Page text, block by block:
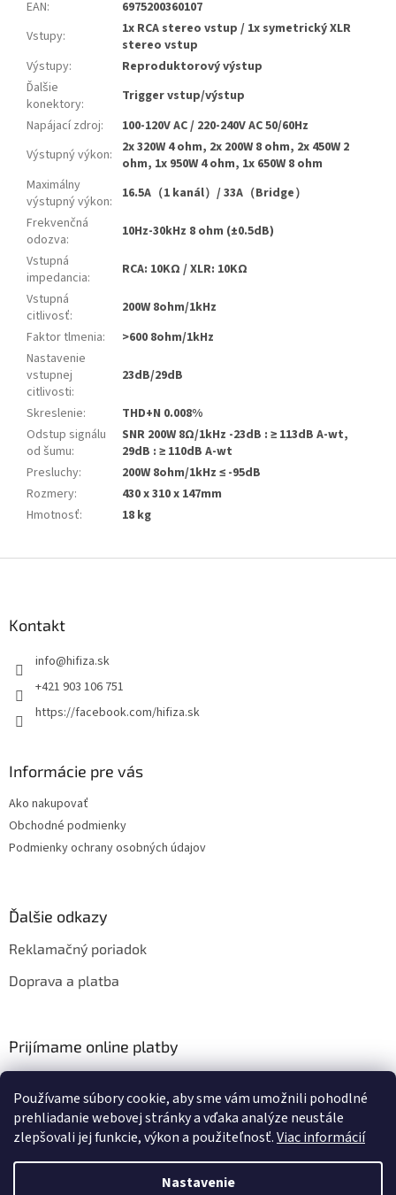
Používame súbory cookie, aby sme vám umožnili pohodlné
prehliadanie webovej stránky a vďaka analýze neustále
zlepšovali jej funkcie, výkon a použiteľnosť.Viac informácií
Nastavenie
EAN:
6975200360107
Vstupy:
1x RCA stereo vstup / 1x symetrický XLR
stereo vstup
Výstupy:
Reproduktorový výstup
Ďalšie
konektory:
Trigger vstup/výstup
Napájací zdroj:
100-120V AC / 220-240V AC 50/60Hz
Výstupný výkon:
2x 320W 4 ohm, 2x 200W 8 ohm, 2x 450W 2
ohm, 1x 950W 4 ohm, 1x 650W 8 ohm
Maximálny
výstupný výkon:
16.5A（1 kanál）/ 33A（Bridge）
Frekvenčná
odozva:
10Hz-30kHz 8 ohm (±0.5dB)
Vstupná
impedancia:
RCA: 10KΩ / XLR: 10KΩ
Vstupná
citlivosť:
200W 8ohm/1kHz
Faktor tlmenia:
>600 8ohm/1kHz
Nastavenie
vstupnej
citlivosti:
23dB/29dB
Skreslenie:
THD+N 0.008%
Odstup signálu
od šumu:
SNR 200W 8Ω/1kHz -23dB : ≥ 113dB A-wt,
29dB : ≥ 110dB A-wt
Presluchy:
200W 8ohm/1kHz ≤ -95dB
Rozmery:
430 x 310 x 147mm
Hmotnosť: 18 kg
Kontakt
info@hifiza.sk
+421 903 106 751
https://facebook.com/hifiza.sk
Informácie pre vás
Ako nakupovať
Obchodné podmienky
Podmienky ochrany osobných údajov
Ďalšie odkazy
Reklamačný poriadok
Doprava a platba
Prijímame online platby